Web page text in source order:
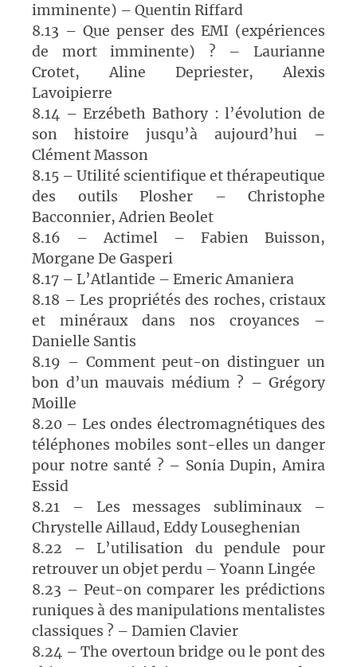
imminente) – Quentin Riffard
8.13 – Que penser des EMI (expériences
de mort imminente) ? – Laurianne
Crotet, Aline Depriester, Alexis
Lavoipierre
8.14 – Erzébeth Bathory : l’évolution de
son histoire jusqu’à aujourd’hui –
Clément Masson
8.15 – Utilité scientifique et thérapeutique
des outils Plosher – Christophe
Bacconnier, Adrien Beolet
8.16 – Actimel – Fabien Buisson,
Morgane De Gasperi
8.17 – L’Atlantide – Emeric Amaniera
8.18 – Les propriétés des roches, cristaux
et minéraux dans nos croyances –
Danielle Santis
8.19 – Comment peut-on distinguer un
bon d’un mauvais médium ? – Grégory
Moille
8.20 – Les ondes électromagnétiques des
téléphones mobiles sont-elles un danger
pour notre santé ? – Sonia Dupin, Amira
Essid
8.21 – Les messages subliminaux –
Chrystelle Aillaud, Eddy Louseghenian
8.22 – L’utilisation du pendule pour
retrouver un objet perdu – Yoann Lingée
8.23 – Peut-on comparer les prédictions
runiques à des manipulations mentalistes
classiques ? – Damien Clavier
8.24 – The overtoun bridge ou le pont des